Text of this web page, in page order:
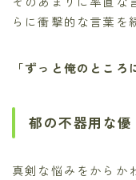
らに衝撃的な言葉を
「ずっと俺のところ
郁の不器用な優
真剣な悩みをからか